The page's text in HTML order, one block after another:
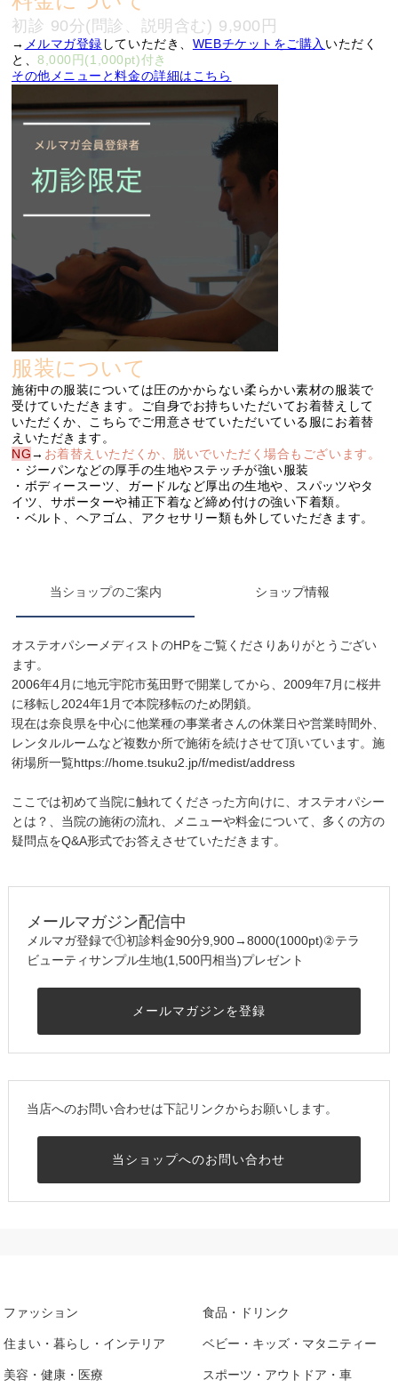
当ショップのご案内 ショップ情報
オステオパシーメディストのHPをご覧くださりありがとうござい
ます。
2006年4月に地元宇陀市菟田野で開業してから、2009年7月に桜井
に移転し2024年1月で本院移転のため閉鎖。
現在は奈良県を中心に他業種の事業者さんの休業日や営業時間外、
レンタルルームなど複数か所で施術を続けさせて頂いています。施
術場所一覧https://home.tsuku2.jp/f/medist/address
ここでは初めて当院に触れてくださった方向けに、オステオパシー
とは？、当院の施術の流れ、メニューや料金について、多くの方の
疑問点をQ&A形式でお答えさせていただきます。
メールマガジン配信中
メルマガ登録で①初診料金90分9,900→8000(1000pt)②テラ
ビューティサンプル生地(1,500円相当)プレゼント
メールマガジンを登録
当店へのお問い合わせは下記リンクからお願いします。
当ショップへのお問い合わせ
ファッション 食品・ドリンク
住まい・暮らし・インテリア ベビー・キッズ・マタニティー
美容・健康・医療 スポーツ・アウトドア・車